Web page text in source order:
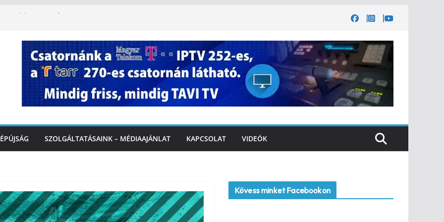
utca felújítása Marcaliban –
lakossági felháborodást váltott ki a
Marcaliban – VIDEÓ
a Balatonnál – az első félidő végén
SZOLGÁLTATÁSAINK – MÉDIAAJÁNLAT KAPCSOLAT VIDEÓK
Kövess minket Facebookon